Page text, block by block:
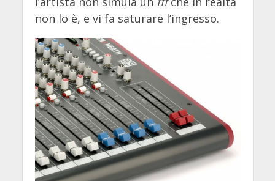
non lo è, e vi fa saturare l’ingresso.